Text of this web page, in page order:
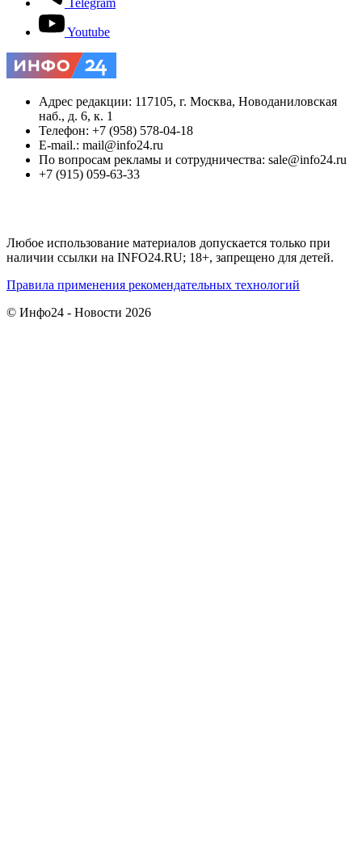
Youtube
Адрес редакции: 117105, г. Москва, Новоданиловская
наб., д. 6, к. 1
Телефон: +7 (958) 578-04-18
E-mail.: mail@info24.ru
По вопросам рекламы и сотрудничества: sale@info24.ru
+7 (915) 059-63-33
Любое использование материалов допускается только при
наличии ссылки на INFO24.RU; 18+, запрещено для детей.
Правила применения рекомендательных технологий
© Инфо24 - Новости 2026